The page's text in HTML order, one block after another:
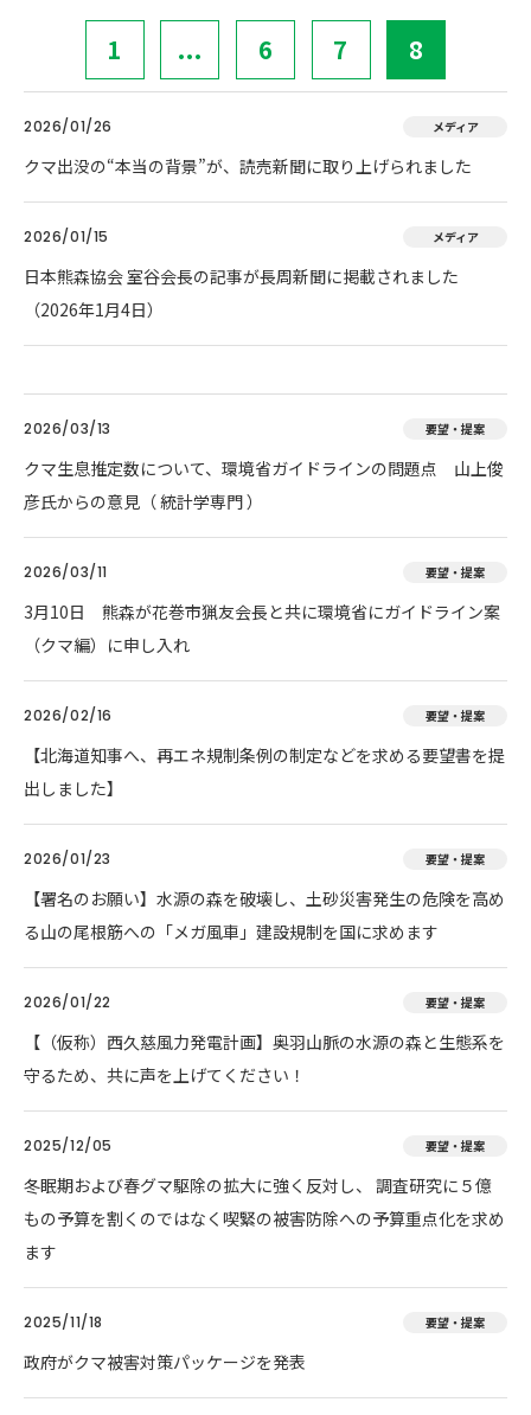
1 ... 6 7 8
2026/01/26 メディア
クマ出没の“本当の背景”が、読売新聞に取り上げられました
2026/01/15 メディア
日本熊森協会 室谷会長の記事が長周新聞に掲載されました
（2026年1月4日）
2026/03/13 要望・提案
クマ生息推定数について、環境省ガイドラインの問題点 山上俊
彦氏からの意見（ 統計学専門 ）
2026/03/11 要望・提案
3月10日 熊森が花巻市猟友会長と共に環境省にガイドライン案
（クマ編）に申し入れ
2026/02/16 要望・提案
【北海道知事へ、再エネ規制条例の制定などを求める要望書を提
出しました】
2026/01/23 要望・提案
【署名のお願い】水源の森を破壊し、土砂災害発生の危険を高め
る山の尾根筋への「メガ風車」建設規制を国に求めます
2026/01/22 要望・提案
【（仮称）西久慈風力発電計画】奥羽山脈の水源の森と生態系を
守るため、共に声を上げてください！
2025/12/05 要望・提案
冬眠期および春グマ駆除の拡大に強く反対し、 調査研究に５億
もの予算を割くのではなく喫緊の被害防除への予算重点化を求め
ます
2025/11/18 要望・提案
政府がクマ被害対策パッケージを発表